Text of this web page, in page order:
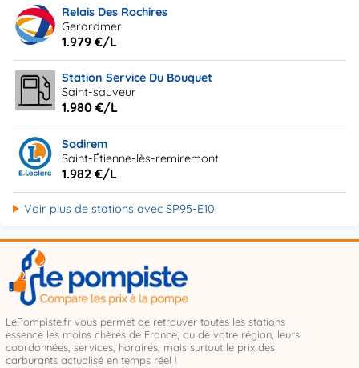
Relais Des Rochires
Gerardmer
1.979 €/L
Station Service Du Bouquet
Saint-sauveur
1.980 €/L
Sodirem
Saint-Étienne-lès-remiremont
1.982 €/L
Voir plus de stations avec SP95-E10
LePompiste.fr vous permet de retrouver toutes les stations
essence les moins chères de France, ou de votre région, leurs
coordonnées, services, horaires, mais surtout le prix des
carburants actualisé en temps réel !